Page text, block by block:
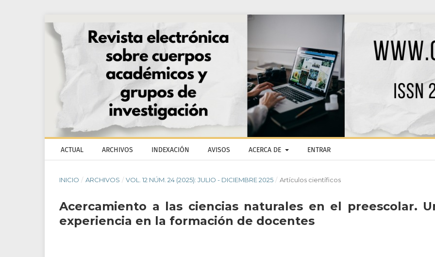
ACTUAL ARCHIVOS INDEXACIÓN AVISOS ACERCA DE ENTRAR
INICIO / ARCHIVOS / VOL. 12 NÚM. 24 (2025): JULIO - DICIEMBRE 2025 / Artículos científicos
Acercamiento a las ciencias naturales en el preescolar.
experiencia en la formación de docentes